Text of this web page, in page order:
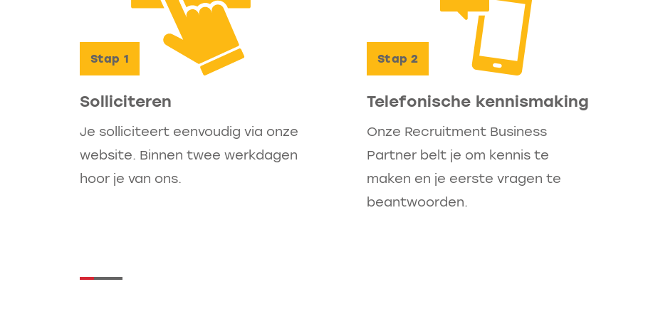
Stap 1
Solliciteren
Je solliciteert eenvoudig via onze
website. Binnen twee werkdagen
hoor je van ons.
Stap 2
Telefonische kennismaking
Onze Recruitment Business
Partner belt je om kennis te
maken en je eerste vragen te
beantwoorden.